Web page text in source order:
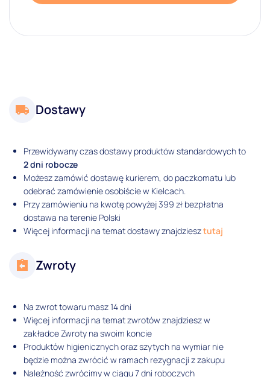
Dostawy
Przewidywany czas dostawy produktów standardowych to
2 dni robocze
Możesz zamówić dostawę kurierem, do paczkomatu lub
odebrać zamówienie osobiście w Kielcach.
Przy zamówieniu na kwotę powyżej 399 zł bezpłatna
dostawa na terenie Polski
Więcej informacji na temat dostawy znajdziesztutaj
Zwroty
Na zwrot towaru masz 14 dni
Więcej informacji na temat zwrotów znajdziesz w
zakładce Zwroty na swoim koncie
Produktów higienicznych oraz szytych na wymiar nie
będzie można zwrócić w ramach rezygnacji z zakupu
Należność zwrócimy w ciągu 7 dni roboczych